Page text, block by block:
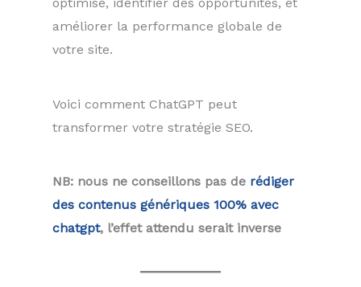
améliorer la performance globale de
votre site.
Voici comment ChatGPT peut
transformer votre stratégie SEO.
NB: nous ne conseillons pas de rédiger
des contenus génériques 100% avec
chatgpt, l’effet attendu serait inverse